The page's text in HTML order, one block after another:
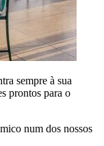
sempre à sua
prontos para o
num dos nossos